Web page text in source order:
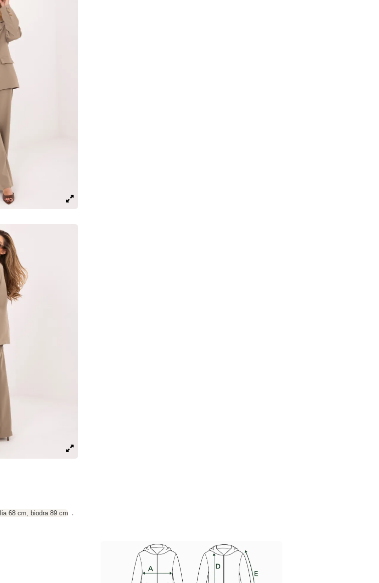
68 cm, biodra 89 cm
.